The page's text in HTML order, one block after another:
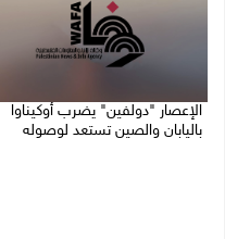
الإعصار "دولفين" يضرب أوكيناوا
باليابان والصين تستعد لوصوله